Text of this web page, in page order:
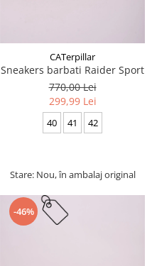
CATerpillar
Sneakers barbati Raider Sport
770,00 Lei
299,99 Lei
40 41 42
Stare: Nou, în ambalaj original
-46%